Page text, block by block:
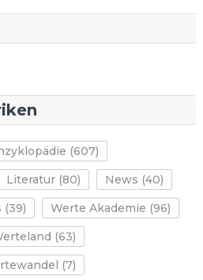
(607)
Literatur(80) News (40)
(39) Werte Akademie (96)
(63)
(7)